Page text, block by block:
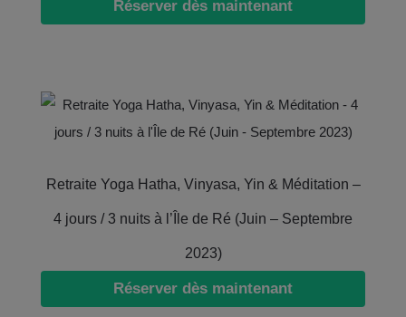
Réserver dès maintenant
Retraite Yoga Hatha, Vinyasa, Yin & Méditation –
4 jours / 3 nuits à l’Île de Ré (Juin – Septembre
2023)
Réserver dès maintenant